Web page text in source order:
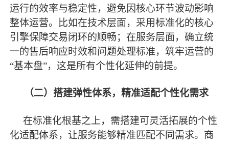
运行的效率与稳定性，避免因核心环节波动影响
整体运营。比如在技术层面，采用标准化的核心
引擎保障交易闭环的顺畅；在服务层面，确立统
一的售后响应时效和问题处理标准，筑牢运营的
“基本盘”，这是所有个性化延伸的前提。
（二）搭建弹性体系，精准适配个性化需求
在标准化根基之上，需搭建可灵活拓展的个性
化适配体系，让服务能够精准匹配不同需求。商